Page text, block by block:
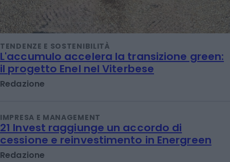
TENDENZE E SOSTENIBILITÀ
L'accumulo accelera la transizione green:
il progetto Enel nel Viterbese
Redazione
IMPRESA E MANAGEMENT
21 Invest raggiunge un accordo di
cessione e reinvestimento in Energreen
Redazione